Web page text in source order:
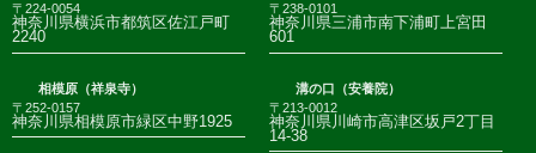
〒224-0054
神奈川県横浜市都筑区佐江戸町
2240
〒238-0101
神奈川県三浦市南下浦町上宮田
601
相模原（祥泉寺）
〒252-0157
神奈川県相模原市緑区中野1925
溝の口（安養院）
〒213-0012
神奈川県川崎市高津区坂戸2丁目
14-38